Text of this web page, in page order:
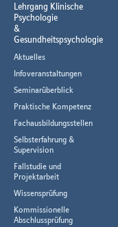
Lehrgang Klinische
Psychologie
&
Gesundheitspsychologie
Aktuelles
Infoveranstaltungen
Seminarüberblick
Praktische Kompetenz
Fachausbildungsstellen
Selbsterfahrung &
Supervision
Fallstudie und
Projektarbeit
Wissensprüfung
Kommissionelle
Abschlussprüfung